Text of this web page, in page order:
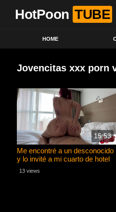
HotPoon TUBE
HOME
Jovencitas xxx porn
15:53
Me encontré a un desconocido
y lo invité a mi cuarto de hotel
para que me folle -Jessica Sodi
13 views